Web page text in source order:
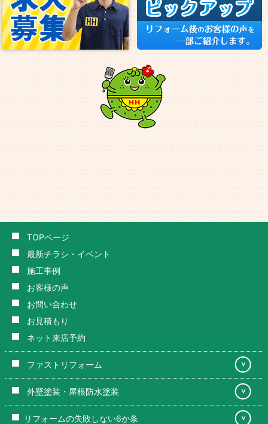
TOPページ
最新チラシ・イベント
施工事例
お客様の声
お問い合わせ
お見積もり
ネット来店予約
ファストリフォーム ＞
外壁塗装・屋根防水塗装 ＞
リフォームの失敗しない6か条 ＞